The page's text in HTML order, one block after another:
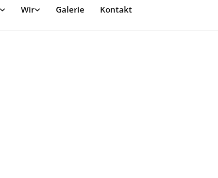
Wir Galerie Kontakt